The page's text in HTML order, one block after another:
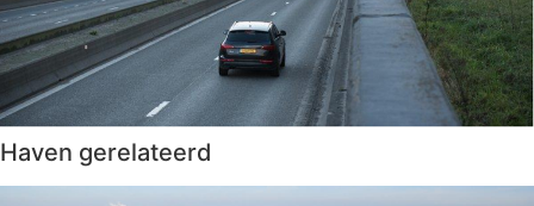
Haven gerelateerd